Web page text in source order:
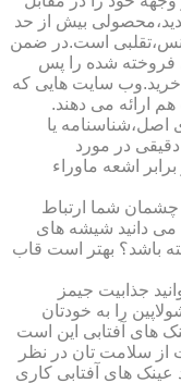
بیش از حد
است.در ضمن
فروخته شده را پس
سایت هایی که
ارائه می دهند.
اصل،شناسنامه یا
در مورد
اشعه ماوراء
شما ارتباط
می دانید شیشه های
باشد؟ بهتر است قاب
جذابیت جیمز
را به خودتان
های آفتابی این است
از سلامت تان در نظر
عینک های آفتابی کاری